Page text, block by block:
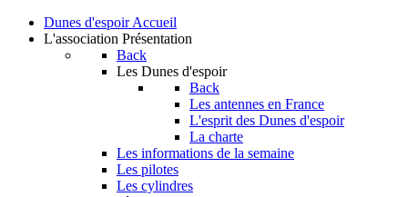
Dunes d'espoir Accueil
L'association Présentation
Back
Les Dunes d'espoir
Back
Les antennes en France
L'esprit des Dunes d'espoir
La charte
Les informations de la semaine
Les pilotes
Les cylindres